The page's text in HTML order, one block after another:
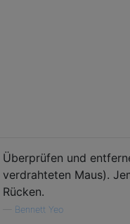
Überprüfen und
verdrahteten Maus).
Rücken.
Bennett Yeo